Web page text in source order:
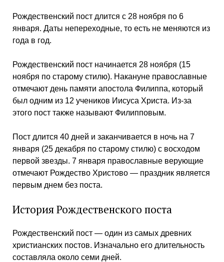
Рождественский пост длится с 28 ноября по 6
января. Даты непереходные, то есть не меняются из
года в год.
Рождественский пост начинается 28 ноября (15
ноября по старому стилю). Накануне православные
отмечают день памяти апостола Филиппа, который
был одним из 12 учеников Иисуса Христа. Из-за
этого пост также называют Филипповым.
Пост длится 40 дней и заканчивается в ночь на 7
января (25 декабря по старому стилю) с восходом
первой звезды. 7 января православные верующие
отмечают Рождество Христово — праздник является
первым днем без поста.
История Рождественского поста
Рождественский пост — один из самых древних
христианских постов. Изначально его длительность
составляла около семи дней.